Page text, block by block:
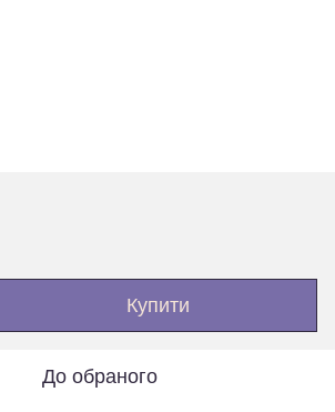
Купити
До обраного